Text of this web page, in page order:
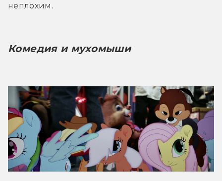
неплохим.
Комедия и мухомыши